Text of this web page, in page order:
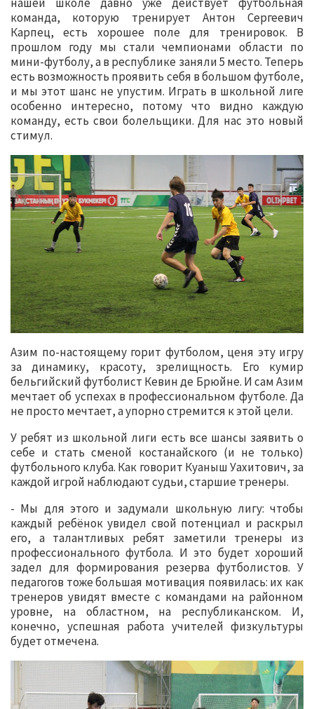
команда, которую тренирует Антон Сергеевич
Карпец, есть хорошее поле для тренировок. В
прошлом году мы стали чемпионами области по
мини-футболу, а в республике заняли 5 место. Теперь
есть возможность проявить себя в большом футболе,
и мы этот шанс не упустим. Играть в школьной лиге
особенно интересно, потому что видно каждую
команду, есть свои болельщики. Для нас это новый
стимул.
Азим по-настоящему горит футболом, ценя эту игру
за динамику, красоту, зрелищность. Его кумир
бельгийский футболист Кевин де Брюйне. И сам Азим
мечтает об успехах в профессиональном футболе. Да
не просто мечтает, а упорно стремится к этой цели.
У ребят из школьной лиги есть все шансы заявить о
себе и стать сменой костанайского (и не только)
футбольного клуба. Как говорит Куаныш Уахитович, за
каждой игрой наблюдают судьи, старшие тренеры.
- Мы для этого и задумали школьную лигу: чтобы
каждый ребёнок увидел свой потенциал и раскрыл
его, а талантливых ребят заметили тренеры из
профессионального футбола. И это будет хороший
задел для формирования резерва футболистов. У
педагогов тоже большая мотивация появилась: их как
тренеров увидят вместе с командами на районном
уровне, на областном, на республиканском. И,
конечно, успешная работа учителей физкультуры
будет отмечена.